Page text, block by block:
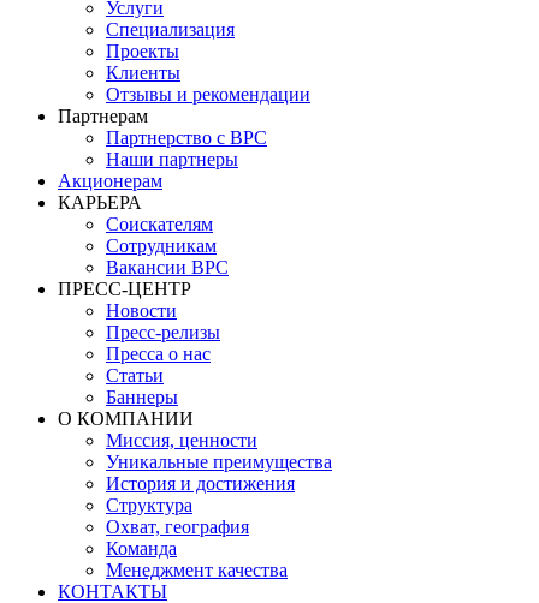
Услуги
Специализация
Проекты
Клиенты
Отзывы и рекомендации
Партнерам
Партнерство с BPC
Наши партнеры
Акционерам
КАРЬЕРА
Соискателям
Сотрудникам
Вакансии BPC
ПРЕСС-ЦЕНТР
Новости
Пресс-релизы
Пресса о нас
Статьи
Баннеры
О КОМПАНИИ
Миссия, ценности
Уникальные преимущества
История и достижения
Структура
Охват, география
Команда
Менеджмент качества
КОНТАКТЫ